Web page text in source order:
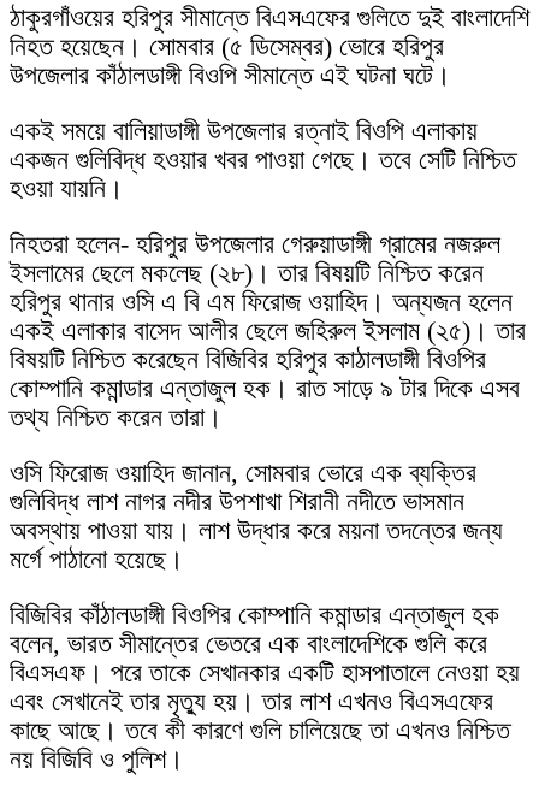
ঠাকুরগাঁওয়ের হরিপুর সীমান্তে বিএসএফের গুলিতে দুই বাংলাদেশি
নিহত হয়েছেন। সোমবার (৫ ডিসেম্বর) ভোরে হরিপুর
উপজেলার কাঁঠালডাঙ্গী বিওপি সীমান্তে এই ঘটনা ঘটে।
একই সময়ে বালিয়াডাঙ্গী উপজেলার রত্নাই বিওপি এলাকায়
একজন গুলিবিদ্ধ হওয়ার খবর পাওয়া গেছে। তবে সেটি নিশ্চিত
হওয়া যায়নি।
নিহতরা হলেন- হরিপুর উপজেলার গেরুয়াডাঙ্গী গ্রামের নজরুল
ইসলামের ছেলে মকলেছ (২৮)। তার বিষয়টি নিশ্চিত করেন
হরিপুর থানার ওসি এ বি এম ফিরোজ ওয়াহিদ। অন্যজন হলেন
একই এলাকার বাসেদ আলীর ছেলে জহিরুল ইসলাম (২৫)। তার
বিষয়টি নিশ্চিত করেছেন বিজিবির হরিপুর কাঠালডাঙ্গী বিওপির
কোম্পানি কমান্ডার এন্তাজুল হক। রাত সাড়ে ৯ টার দিকে এসব
তথ্য নিশ্চিত করেন তারা।
ওসি ফিরোজ ওয়াহিদ জানান, সোমবার ভোরে এক ব্যক্তির
গুলিবিদ্ধ লাশ নাগর নদীর উপশাখা শিরানী নদীতে ভাসমান
অবস্থায় পাওয়া যায়। লাশ উদ্ধার করে ময়না তদন্তের জন্য
মর্গে পাঠানো হয়েছে।
বিজিবির কাঁঠালডাঙ্গী বিওপির কোম্পানি কমান্ডার এন্তাজুল হক
বলেন, ভারত সীমান্তের ভেতরে এক বাংলাদেশিকে গুলি করে
বিএসএফ। পরে তাকে সেখানকার একটি হাসপাতালে নেওয়া হয়
এবং সেখানেই তার মৃত্যু হয়। তার লাশ এখনও বিএসএফের
কাছে আছে। তবে কী কারণে গুলি চালিয়েছে তা এখনও নিশ্চিত
নয় বিজিবি ও পুলিশ।